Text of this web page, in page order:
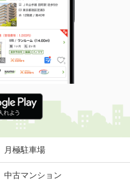
月極駐車場
中古マンション